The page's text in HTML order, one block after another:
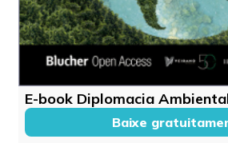
E-book Diplomacia
Baixe